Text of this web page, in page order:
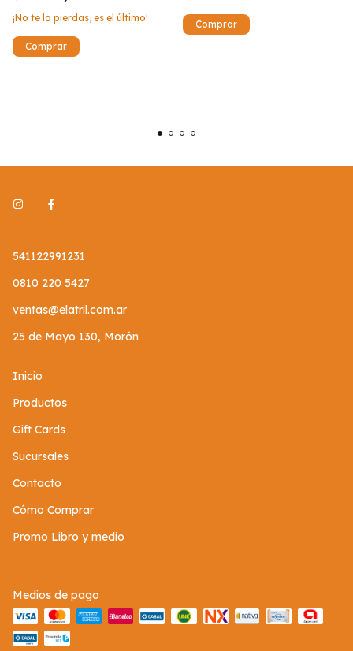
¡No te lo pierdas, es el último!
541122991231
0810 220 5427
ventas@elatril.com.ar
25 de Mayo 130, Morón
Inicio
Productos
Gift Cards
Sucursales
Contacto
Cómo Comprar
Promo Libro y medio
Medios de pago